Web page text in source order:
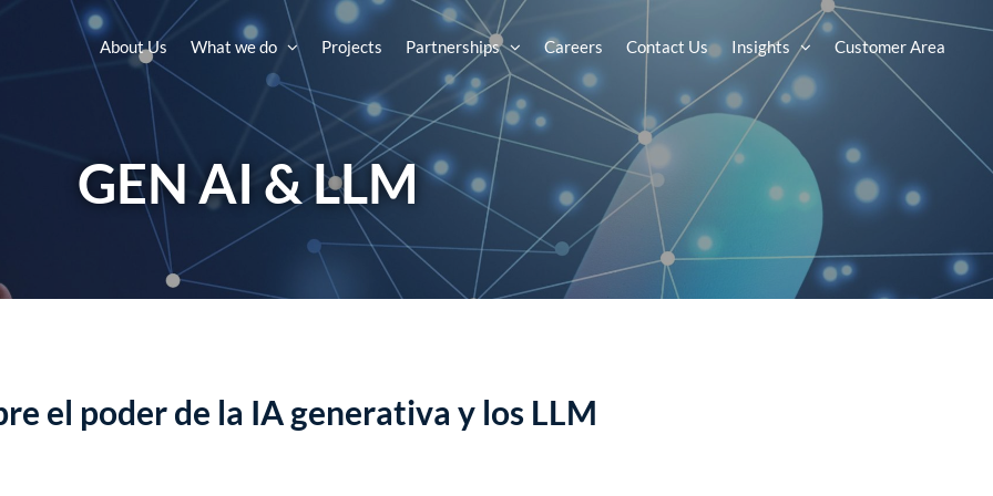
About Us What we do Projects Partnerships Careers Contact Us Insights Customer Area
GEN AI & LLM
el poder de la IA generativa y los LLM